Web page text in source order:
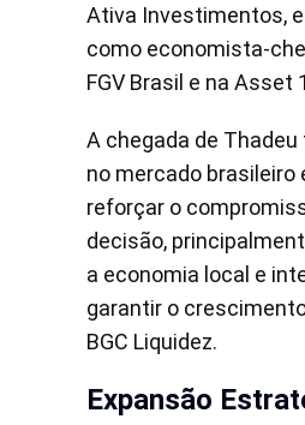
Ativa Investimentos,
como economista-
FGV Brasil e na
A chegada de
no mercado brasileiro
reforçar o
decisão,
a economia local e
garantir o
BGC Liquidez.
Expansão